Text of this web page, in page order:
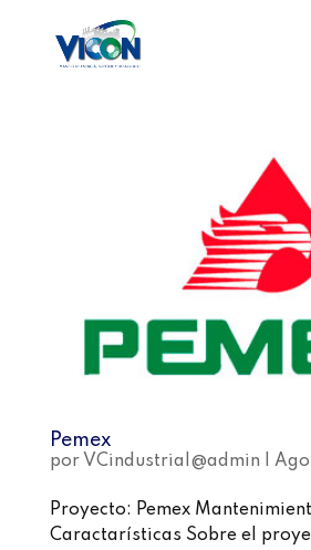
Pemex
por VCindustrial@admin Ago
Proyecto: Pemex
Caractarísticas Sobre el